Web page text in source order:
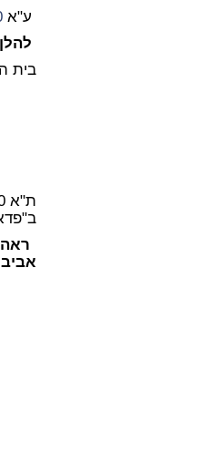
ע"א
בית
ת"א 3285-00
אביב,